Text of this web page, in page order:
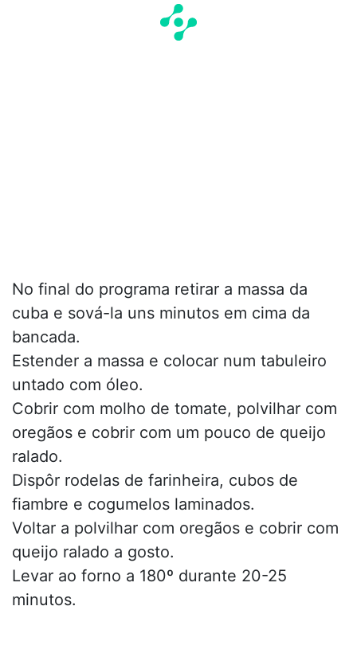
No final do programa retirar a massa da
cuba e sová-la uns minutos em cima da
bancada.
Estender a massa e colocar num tabuleiro
untado com óleo.
Cobrir com molho de tomate, polvilhar com
oregãos e cobrir com um pouco de queijo
ralado.
Dispôr rodelas de farinheira, cubos de
fiambre e cogumelos laminados.
Voltar a polvilhar com oregãos e cobrir com
queijo ralado a gosto.
Levar ao forno a 180º durante 20-25
minutos.